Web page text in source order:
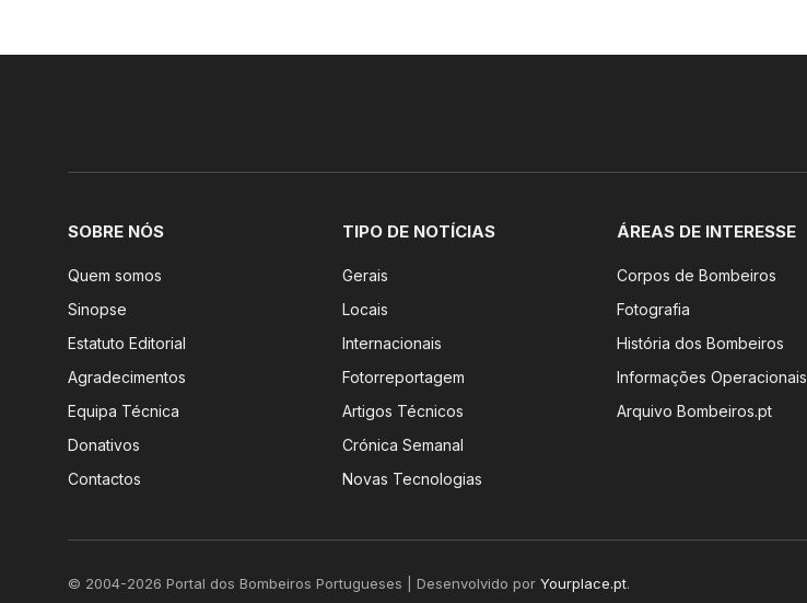
SOBRE NÓS
Quem somos
Sinopse
Estatuto Editorial
Agradecimentos
Equipa Técnica
Donativos
Contactos
TIPO DE NOTÍCIAS
Gerais
Locais
Internacionais
Fotorreportagem
Artigos Técnicos
Crónica Semanal
Novas Tecnologias
ÁREAS DE INTERESSE
Corpos de Bombeiros
Fotografia
História dos Bombeiros
Informações Operacionais
Arquivo Bombeiros.pt
© 2004-2026 Portal dos Bombeiros Portugueses | Desenvolvido por Yourplace.pt.